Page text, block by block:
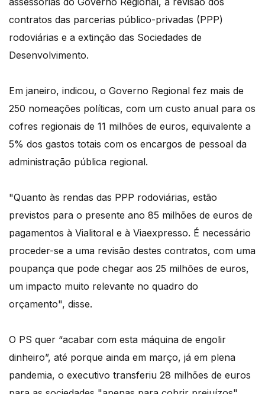
contratos das parcerias público-privadas (PPP)
rodoviárias e a extinção das Sociedades de
Desenvolvimento.
Em janeiro, indicou, o Governo Regional fez mais de
250 nomeações políticas, com um custo anual para os
cofres regionais de 11 milhões de euros, equivalente a
5% dos gastos totais com os encargos de pessoal da
administração pública regional.
"Quanto às rendas das PPP rodoviárias, estão
previstos para o presente ano 85 milhões de euros de
pagamentos à Vialitoral e à Viaexpresso. É necessário
proceder-se a uma revisão destes contratos, com uma
poupança que pode chegar aos 25 milhões de euros,
um impacto muito relevante no quadro do
orçamento", disse.
O PS quer “acabar com esta máquina de engolir
dinheiro”, até porque ainda em março, já em plena
pandemia, o executivo transferiu 28 milhões de euros